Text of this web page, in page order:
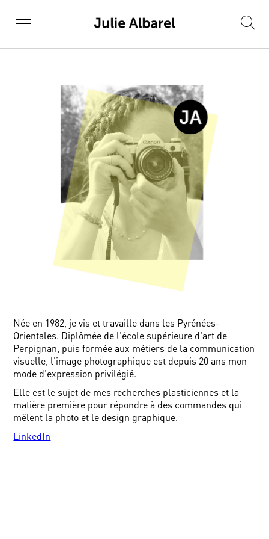
Née en 1982, je vis et travaille dans les Pyrénées-
Orientales. Diplômée de l'école supérieure d'art de
Perpignan, puis formée aux métiers de la communication
visuelle, l'image photographique est depuis 20 ans mon
mode d'expression privilégié.
Elle est le sujet de mes recherches plasticiennes et la
matière première pour répondre à des commandes qui
mêlent la photo et le design graphique.
LinkedIn